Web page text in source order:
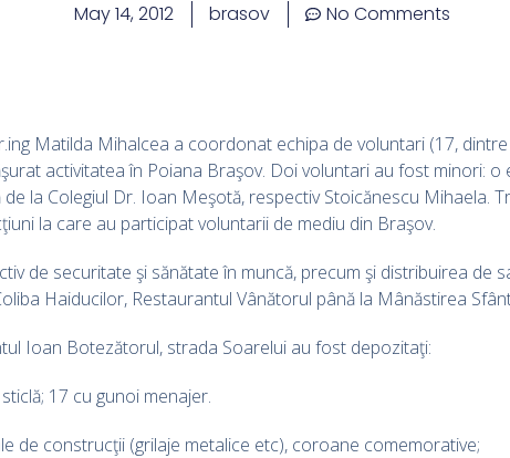
May 14, 2012 brasov No Comments
Matilda Mihalcea a coordonat echipa de voluntari (17,
activitatea în Poiana Braşov. Doi voluntari au fost minori: o
la Colegiul Dr. Ioan Meşotă, respectiv Stoicănescu Mihaela.
la care au participat voluntarii de mediu din Braşov.
de securitate şi sănătate în muncă, precum şi distribuirea de
Haiducilor, Restaurantul Vânătorul până la Mânăstirea
Ioan Botezătorul, strada Soarelui au fost depozitaţi:
17 cu gunoi menajer.
de construcţii (grilaje metalice etc), coroane comemorative;